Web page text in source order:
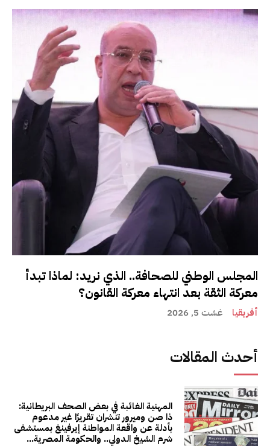
المجلس الوطني للصحافة.. الذي نريد: لماذا تبدأ
معركة الثقة بعد انتهاء معركة القانون؟
أفريقيا غشت 5, 2026
أحدث المقالات
المهنية الغائبة في بعض الصحف البريطانية:
ذا صن وميرور تنشران تقريرًا غير مدعوم
بأدلة عن واقعة المواطنة إيرفينغ بمستشفى
شرم الشيخ الدولي.. والحكومة المصرية...